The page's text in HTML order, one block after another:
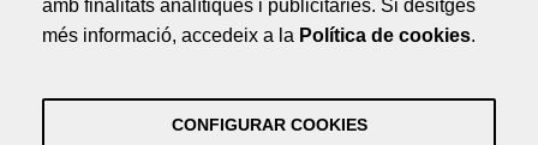
Política de Privacitat
amb finalitats analítiques i publicitàries. Si desitges
més informació, accedeix a la Política de cookies.
CONFIGURAR COOKIES